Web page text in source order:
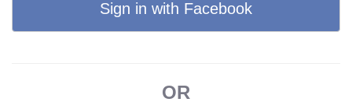
Sign in with Facebook
OR